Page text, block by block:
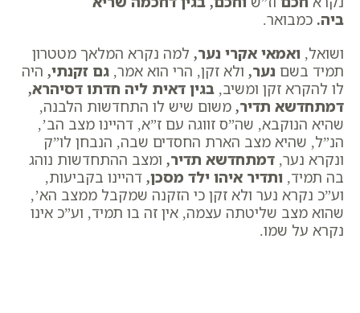
ביה. כמבואר.
ושואל, ואמאי אקרי נער, למה נקרא המלאך מטטרון
תמיד בשם נער, ולא זקן, הרי הוא אמר, גם זקנתי, היה
לו להקרא זקן ומשיב, בגין דאית ליה חדתו דסיהרא,
דמתחדשא תדיר, משום שיש לו התחדשות הלבנה,
שהיא הנוקבא, שה”ס זווגה עם ז”א, דהיינו מצב הב’,
הנ”ל, שהיא מצב הארת החסדים שבה, הנבחן לו”ק
ונקרא נער, דמתחדשא תדיר, ומצב ההתחדשות נוהג
בה תמיד, ותדיר איהו ילד מסכן, דהיינו בקביעות,
וע”כ נקרא נער ולא זקן כי הזקנה שמקבל ממצב הא’,
שהוא מצב שליטתה עצמה, אין זה בו תמיד, וע”כ אינו
נקרא על שמו.